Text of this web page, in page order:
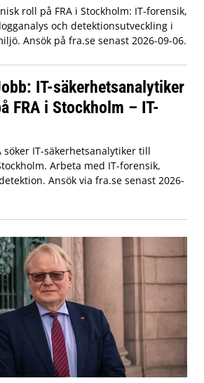
roll på FRA i Stockholm: IT-forensik,
och detektionsutveckling i
Ansök på fra.se senast 2026-09-06.
IT-säkerhetsanalytiker
FRA i Stockholm – IT-
söker IT-säkerhetsanalytiker till
Arbeta med IT-forensik,
Ansök via fra.se senast 2026-